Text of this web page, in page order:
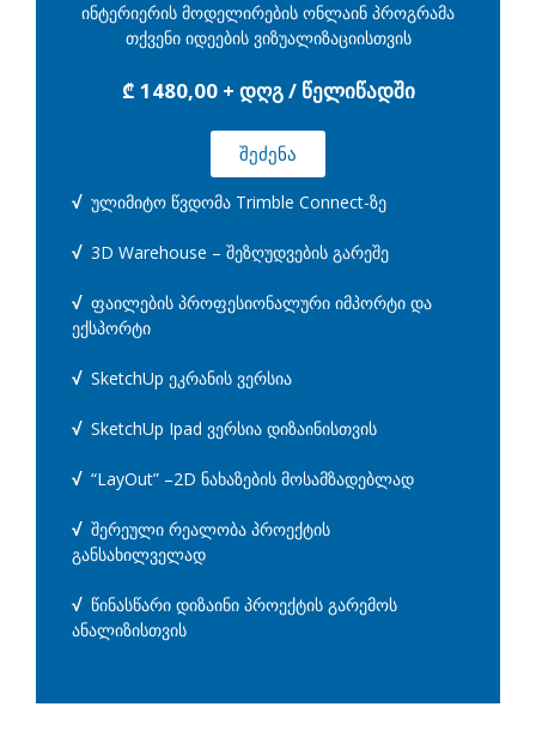
ინტერიერის მოდელირების ონლაინ პროგრამა
თქვენი იდეების ვიზუალიზაციისთვის
₾ 1480,00 + დღგ / წელიწადში
შეძენა
√ულიმიტო წვდომა Trimble Connect-ზე
√3D Warehouse – შეზღუდვების გარეშე
√ფაილების პროფესიონალური იმპორტი და
ექსპორტი
√SketchUp ეკრანის ვერსია
√SketchUp Ipad ვერსია დიზაინისთვის
√“LayOut” –2D ნახაზების მოსამზადებლად
√შერეული რეალობა პროექტის
განსახილველად
√წინასწარი დიზაინი პროექტის გარემოს
ანალიზისთვის